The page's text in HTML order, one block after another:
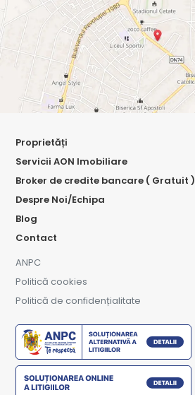
Proprietăți
Servicii AON Imobiliare
Broker de credite bancare ( Gratuit )
Despre Noi/Echipa
Blog
Contact
ANPC
Politică cookies
Politică de confidențialitate